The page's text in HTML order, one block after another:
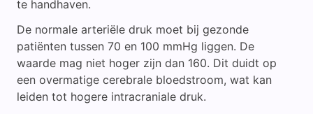
te handhaven.
De normale arteriële druk moet bij gezonde
patiënten tussen 70 en 100 mmHg liggen. De
waarde mag niet hoger zijn dan 160. Dit duidt op
een overmatige cerebrale bloedstroom, wat kan
leiden tot hogere intracraniale druk.